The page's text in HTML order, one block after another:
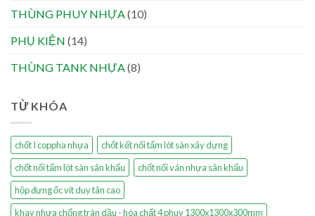
THÙNG PHUY NHỰA (10)
PHỤ KIỆN (14)
THÙNG TANK NHỰA (8)
TỪ KHÓA
chốt I coppha nhựa
chốt kết nối tấm lót sàn xây dựng
chốt nối tấm lót sàn sân khấu
chốt nối ván nhựa sân khấu
hộp đựng ốc vít duy tân cao
khay nhựa chống tràn dầu - hóa chất 4 phuy 1300x1300x300mm